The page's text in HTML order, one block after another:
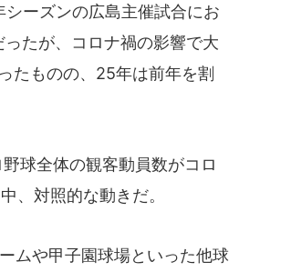
ーズンの広島主催試合にお
たが、コロナ禍の影響で大
たものの、25年は前年を割
球全体の観客動員数がコロ
、対照的な動きだ。
ムや甲子園球場といった他球